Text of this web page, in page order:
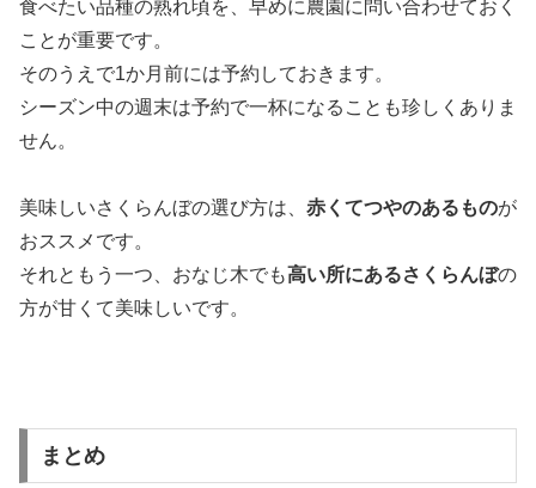
食べたい品種の熟れ頃を、早めに農園に問い合わせておく
ことが重要です。
そのうえで1か月前には予約しておきます。
シーズン中の週末は予約で一杯になることも珍しくありま
せん。
美味しいさくらんぼの選び方は、 赤くてつやのあるものが
おススメです。
それともう一つ、おなじ木でも高い所にあるさくらんぼの
方が甘くて美味しいです。
まとめ